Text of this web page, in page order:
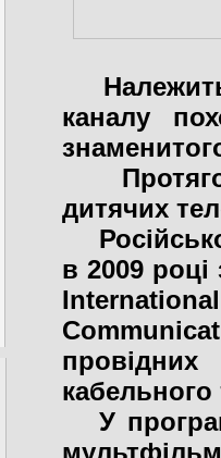
Належить
каналу
дитячих
в 2009
кабельного
У